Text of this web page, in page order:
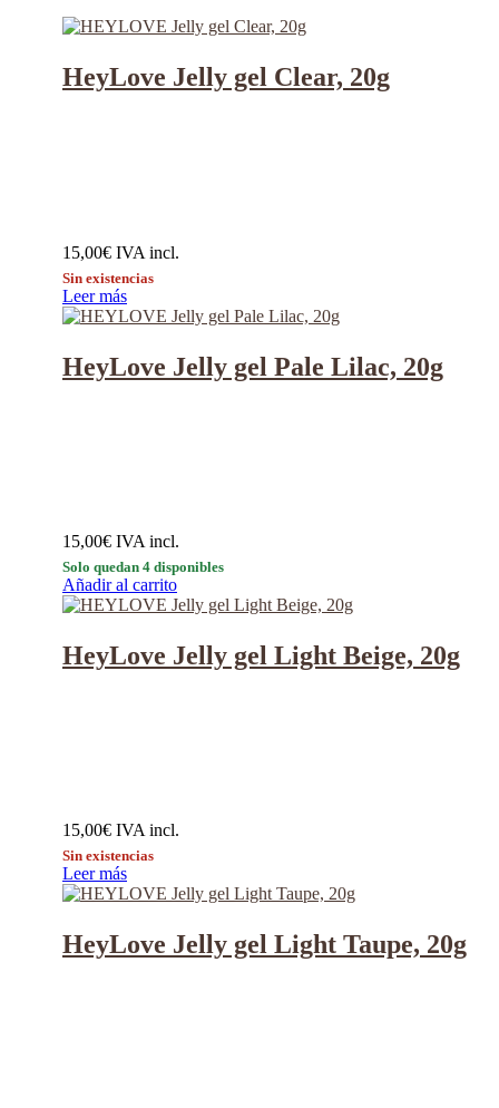
HeyLove Jelly gel Clear, 20g
15,00€ IVA incl.
Sin existencias
Leer más
HeyLove Jelly gel Pale Lilac, 20g
15,00€ IVA incl.
Solo quedan 4 disponibles
Añadir al carrito
HeyLove Jelly gel Light Beige, 20g
15,00€ IVA incl.
Sin existencias
Leer más
HeyLove Jelly gel Light Taupe, 20g